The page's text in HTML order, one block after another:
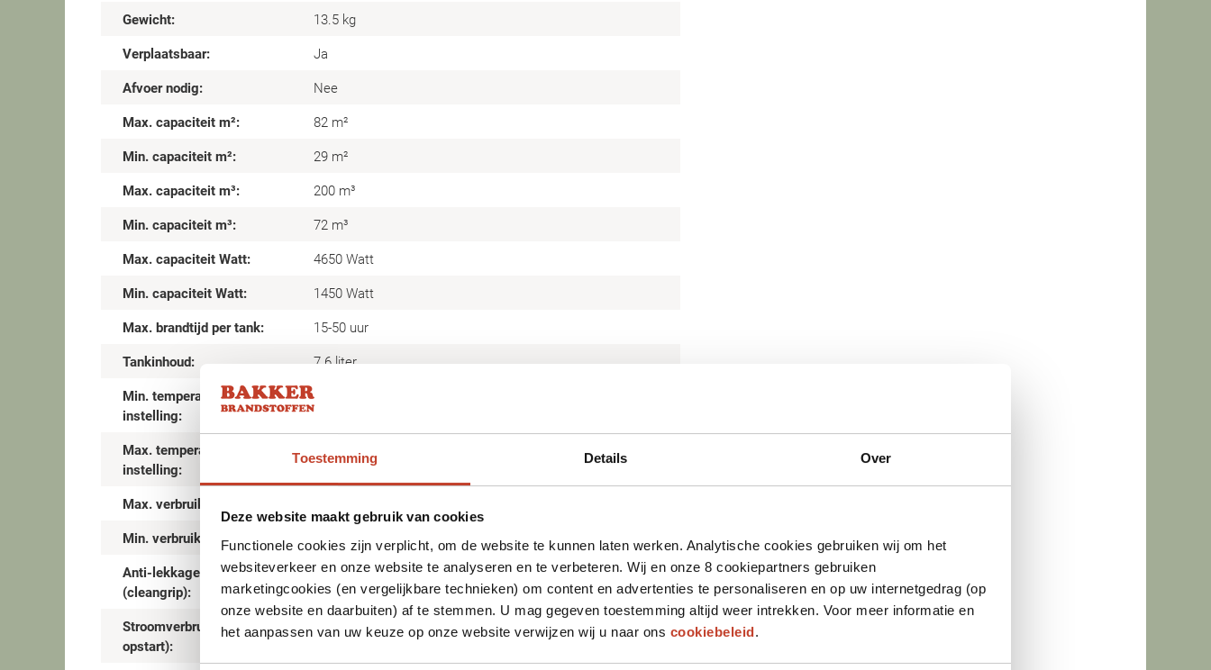
Toestemming Details Over
Deze website maakt gebruik van cookies
Functionele cookies zijn verplicht, om de website te kunnen laten werken. Analytische cookies gebruiken wij om het
websiteverkeer en onze website te analyseren en te verbeteren. Wij en onze 8 cookiepartners gebruiken
marketingcookies (en vergelijkbare technieken) om content en advertenties te personaliseren en op uw internetgedrag (op
onze website en daarbuiten) af te stemmen. U mag gegeven toestemming altijd weer intrekken. Voor meer informatie en
het aanpassen van uw keuze op onze website verwijzen wij u naar ons cookiebeleid.
Gewicht:
13.5 kg
Verplaatsbaar:
Ja
Afvoer nodig:
Nee
Max. capaciteit m²:
82 m²
Min. capaciteit m²:
29 m²
Max. capaciteit m³:
200 m³
Min. capaciteit m³:
72 m³
Max. capaciteit Watt:
4650 Watt
Min. capaciteit Watt:
1450 Watt
Max. brandtijd per tank:
15-50 uur
Tankinhoud:
7.6 liter
Min. temperatuur
instelling:
6°C
Max. temperatuur
instelling:
28°C
Max. verbruik brandstof:
Min. verbruik brandstof:
0.151 l/u
Anti-lekkage tankdop
(cleangrip):
Ja
Stroomverbruik (bij
opstart):
320 Watt